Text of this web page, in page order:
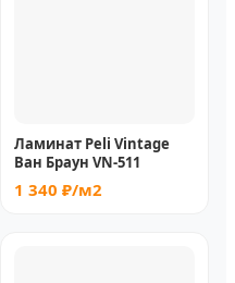
Ламинат Peli Vintage
Ван Браун VN-511
1 340 ₽/м2